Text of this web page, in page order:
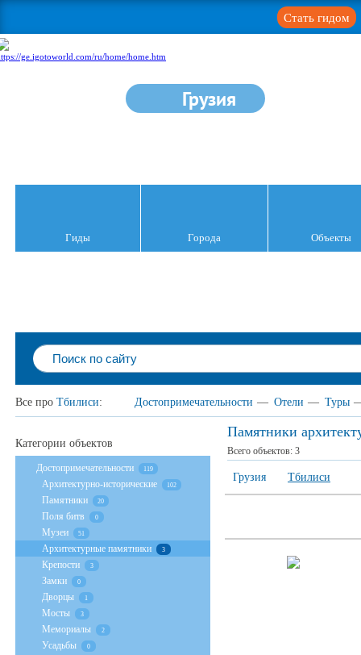
Стать гидом
Грузия
Гиды Города Объекты
Все про Тбилиси: Достопримечательности — Отели — Туры
Памятники
Всего объектов: 3
Грузия Тбилиси
Категории объектов
Достопримечательности 119
Архитектурно-исторические 102
Памятники 20
Поля битв 0
Музеи 51
Архитектурные памятники 3
Крепости 3
Замки 0
Дворцы 1
Мосты 3
Мемориалы 2
Усадьбы 0